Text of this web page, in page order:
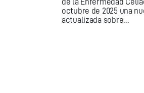
de la Enfermedad
octubre de 2025 una
actualizada sobre…